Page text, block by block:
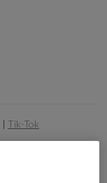
| Tik-Tok